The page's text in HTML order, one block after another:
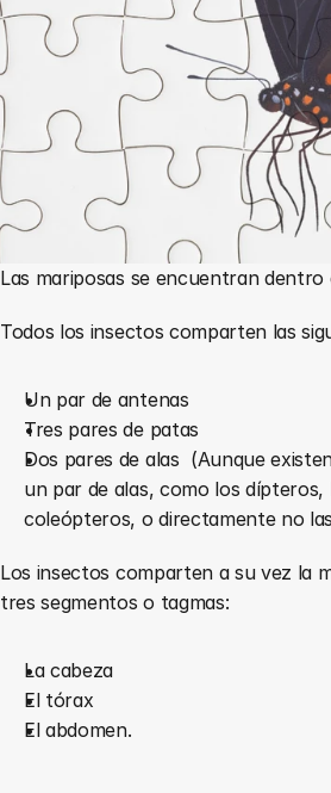
Las mariposas se encuentran dentro
Todos los insectos comparten las
Un par de antenas
Tres pares de patas
Dos pares de alas  (Aunque
un par de alas, como los
coleópteros, o directamente no
Los insectos comparten a su vez la
tres segmentos o tagmas:
La cabeza
El tórax
El abdomen.